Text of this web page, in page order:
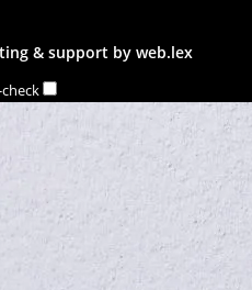
& support by web.lex